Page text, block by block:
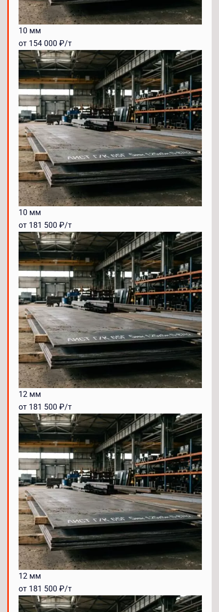
10 мм
от 154 000 ₽/т
10 мм
от 181 500 ₽/т
12 мм
от 181 500 ₽/т
12 мм
от 181 500 ₽/т